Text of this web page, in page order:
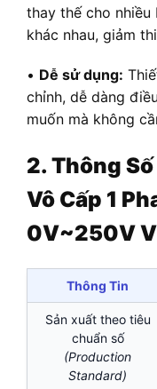
thay thế cho
khác nhau, giảm
• Dễ sử dụng:
chỉnh, dễ dàng
muốn mà không
2. Thông
Vô Cấp 1
0V~250V
Thông Tin
Sản xuất theo tiêu
chuẩn số
(Production
Standard)